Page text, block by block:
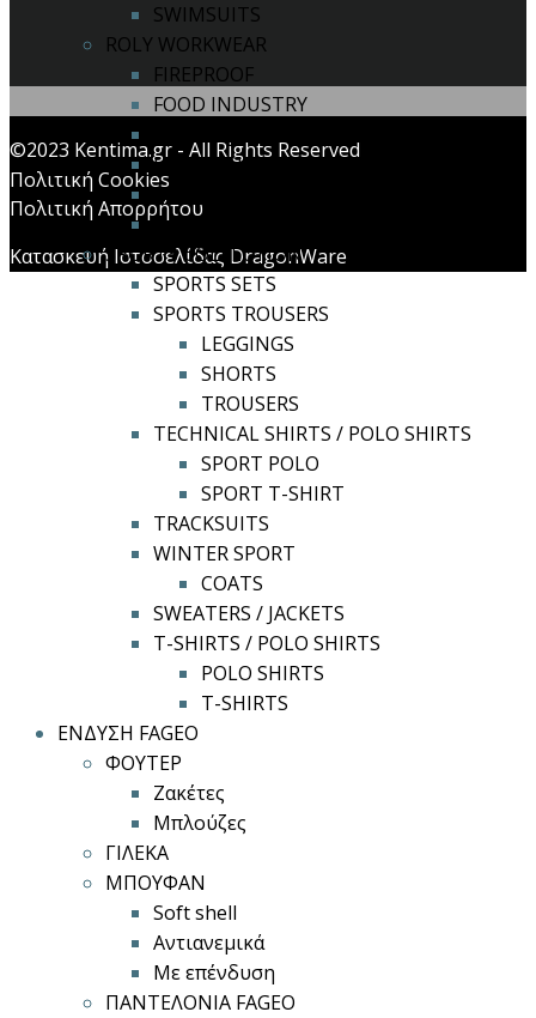
SWIMSUITS
ROLY WORKWEAR
FIREPROOF
FOOD INDUSTRY
HIGH-VISIBILITY
HORECA
INDUSTRY SECTOR
SPORTS COLLECTION
SPORTS SETS
SPORTS TROUSERS
LEGGINGS
SHORTS
TROUSERS
TECHNICAL SHIRTS / POLO SHIRTS
SPORT POLO
SPORT T-SHIRT
TRACKSUITS
WINTER SPORT
COATS
SWEATERS / JACKETS
T-SHIRTS / POLO SHIRTS
POLO SHIRTS
T-SHIRTS
ΕΝΔΥΣΗ FAGEO
ΦΟΥΤΕΡ
Ζακέτες
Μπλούζες
ΓΙΛΕΚΑ
ΜΠΟΥΦΑΝ
Soft shell
Αντιανεμικά
Με επένδυση
ΠΑΝΤΕΛΟΝΙΑ FAGEO
©2023 Kentima.gr - All Rights Reserved
Πολιτική Cookies
Πολιτική Απορρήτου
Κατασκευή Ιστοσελίδας DragonWare